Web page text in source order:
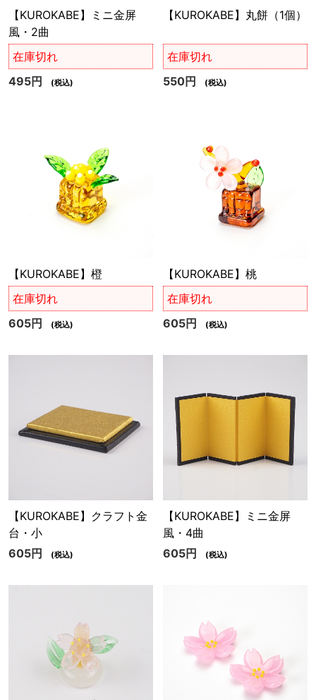
【KUROKABE】ミニ金屏
風・2曲
在庫切れ
495円
(税込)
【KUROKABE】丸餅（1個）
在庫切れ
550円
(税込)
【KUROKABE】橙
在庫切れ
605円
(税込)
【KUROKABE】桃
在庫切れ
605円
(税込)
【KUROKABE】クラフト金
台・小
605円
(税込)
【KUROKABE】ミニ金屏
風・4曲
605円
(税込)